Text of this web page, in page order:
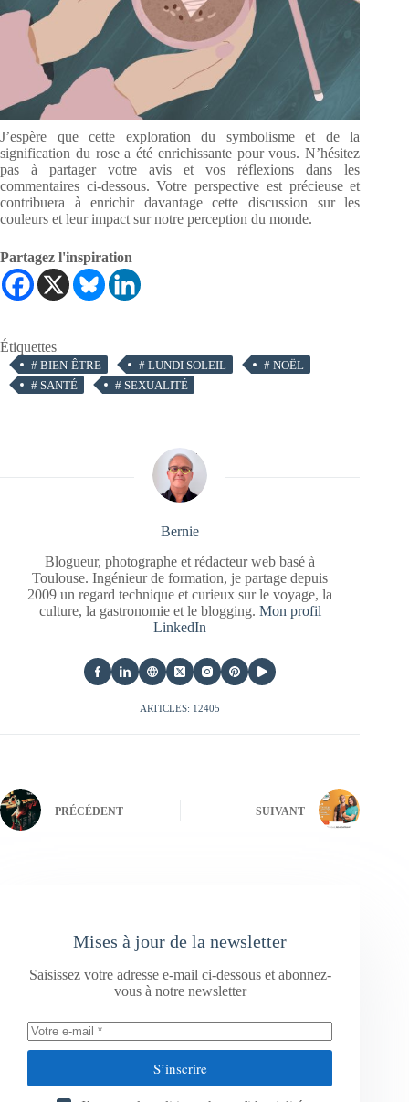
J’espère que cette exploration du symbolisme et de la
signification du rose a été enrichissante pour vous. N’hésitez
pas à partager votre avis et vos réflexions dans les
commentaires ci-dessous. Votre perspective est précieuse et
contribuera à enrichir davantage cette discussion sur les
couleurs et leur impact sur notre perception du monde.
Partagez l'inspiration
Étiquettes
# BIEN-ÊTRE # LUNDI SOLEIL # NOËL
# SANTÉ # SEXUALITÉ
Bernie
Blogueur, photographe et rédacteur web basé à
Toulouse. Ingénieur de formation, je partage depuis
2009 un regard technique et curieux sur le voyage, la
culture, la gastronomie et le blogging. Mon profil
LinkedIn
ARTICLES: 12405
PRÉCÉDENT SUIVANT
Mises à jour de la newsletter
Saisissez votre adresse e-mail ci-dessous et abonnez-
vous à notre newsletter
S’inscrire